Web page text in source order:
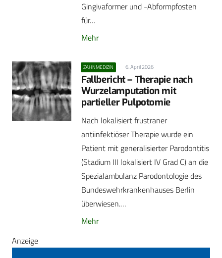
Gingivaformer und -Abformpfosten
für…
Mehr
ZAHNMEDIZIN 6. April 2026
Fallbericht – Therapie nach
Wurzelamputation mit
partieller Pulpotomie
Nach lokalisiert frustraner
antiinfektiöser Therapie wurde ein
Patient mit generalisierter Parodontitis
(Stadium III lokalisiert IV Grad C) an die
Spezialambulanz Parodontologie des
Bundeswehrkrankenhauses Berlin
überwiesen.…
Mehr
Anzeige